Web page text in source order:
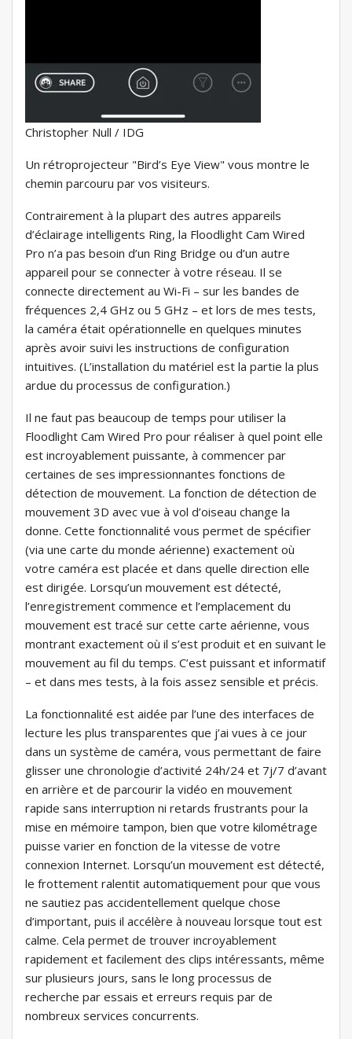
Christopher Null / IDG
Un rétroprojecteur "Bird’s Eye View" vous montre le
chemin parcouru par vos visiteurs.
Contrairement à la plupart des autres appareils
d’éclairage intelligents Ring, la Floodlight Cam Wired
Pro n’a pas besoin d’un Ring Bridge ou d’un autre
appareil pour se connecter à votre réseau. Il se
connecte directement au Wi-Fi – sur les bandes de
fréquences 2,4 GHz ou 5 GHz – et lors de mes tests,
la caméra était opérationnelle en quelques minutes
après avoir suivi les instructions de configuration
intuitives. (L’installation du matériel est la partie la plus
ardue du processus de configuration.)
Il ne faut pas beaucoup de temps pour utiliser la
Floodlight Cam Wired Pro pour réaliser à quel point elle
est incroyablement puissante, à commencer par
certaines de ses impressionnantes fonctions de
détection de mouvement. La fonction de détection de
mouvement 3D avec vue à vol d’oiseau change la
donne. Cette fonctionnalité vous permet de spécifier
(via une carte du monde aérienne) exactement où
votre caméra est placée et dans quelle direction elle
est dirigée. Lorsqu’un mouvement est détecté,
l’enregistrement commence et l’emplacement du
mouvement est tracé sur cette carte aérienne, vous
montrant exactement où il s’est produit et en suivant le
mouvement au fil du temps. C’est puissant et informatif
– et dans mes tests, à la fois assez sensible et précis.
La fonctionnalité est aidée par l’une des interfaces de
lecture les plus transparentes que j’ai vues à ce jour
dans un système de caméra, vous permettant de faire
glisser une chronologie d’activité 24h/24 et 7j/7 d’avant
en arrière et de parcourir la vidéo en mouvement
rapide sans interruption ni retards frustrants pour la
mise en mémoire tampon, bien que votre kilométrage
puisse varier en fonction de la vitesse de votre
connexion Internet. Lorsqu’un mouvement est détecté,
le frottement ralentit automatiquement pour que vous
ne sautiez pas accidentellement quelque chose
d’important, puis il accélère à nouveau lorsque tout est
calme. Cela permet de trouver incroyablement
rapidement et facilement des clips intéressants, même
sur plusieurs jours, sans le long processus de
recherche par essais et erreurs requis par de
nombreux services concurrents.